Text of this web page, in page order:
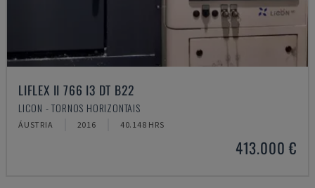
LIFLEX II 766 I3 DT B22
LICON - TORNOS HORIZONTAIS
ÁUSTRIA 2016 40.148 HRS
413.000 €